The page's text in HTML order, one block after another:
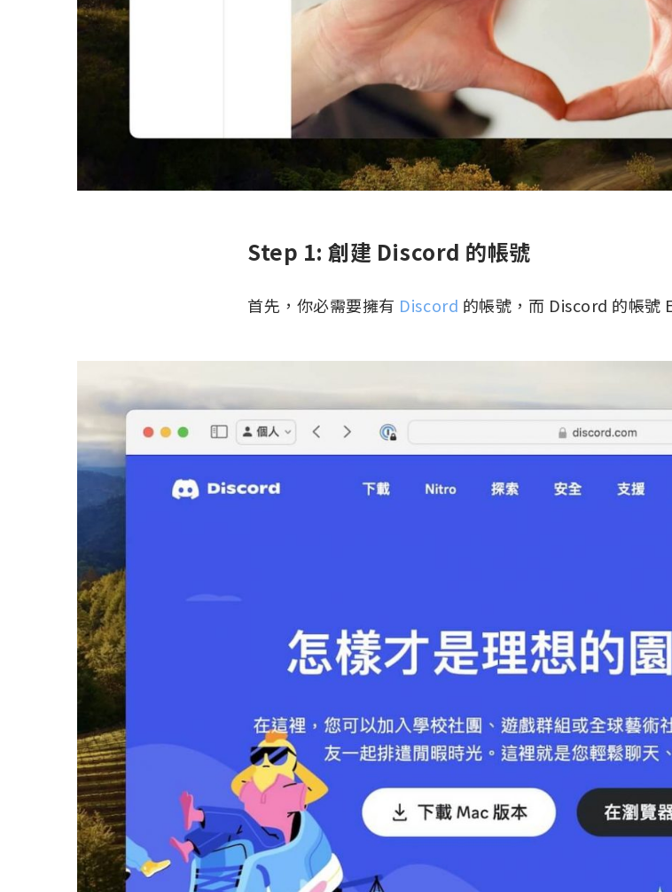
Step 1: 創建 Discord 的帳號
首先，你必需要擁有 Discord 的帳號，而 Discord 的帳號